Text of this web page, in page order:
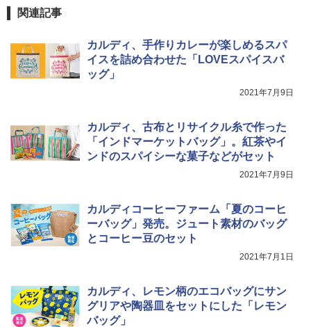
関連記事
カルディ、手作りカレーが楽しめるスパ
イスを詰め合わせた「LOVEスパイスバ
ッグ」
2021年7月9日
カルディ、古布とリサイクル糸で作った
「インドマーケットバッグ」。紅茶やイ
ンドのスパイシーな菓子などがセット
2021年7月9日
カルディコーヒーファーム「夏のコーヒ
ーバッグ」発売。ジュート素材のバッグ
とコーヒー豆のセット
2021年7月1日
カルディ、レモン柄のエコバッグにサン
グリアや陶器皿をセットにした「レモン
バッグ」